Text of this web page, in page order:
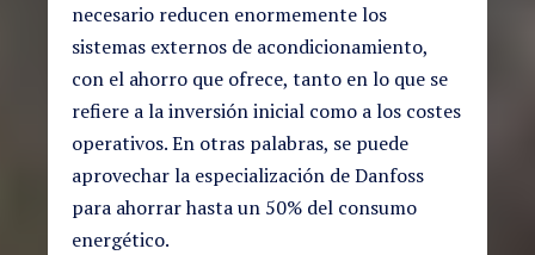
necesario reducen enormemente los
sistemas externos de acondicionamiento,
con el ahorro que ofrece, tanto en lo que se
refiere a la inversión inicial como a los costes
operativos. En otras palabras, se puede
aprovechar la especialización de Danfoss
para ahorrar hasta un 50% del consumo
energético.